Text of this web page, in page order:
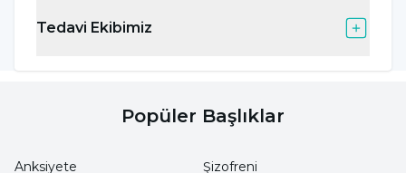
artırmak için kişinin yaşam rutinleri
katkı sağlayabilir.
Tedavi Ekibimiz
Popüler Başlıklar
Anksiyete
Şizofreni